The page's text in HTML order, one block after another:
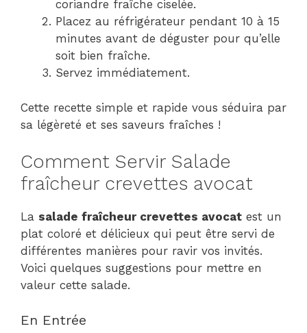
coriandre fraîche ciselée.
Placez au réfrigérateur pendant 10 à 15
minutes avant de déguster pour qu’elle
soit bien fraîche.
Servez immédiatement.
Cette recette simple et rapide vous séduira par
sa légèreté et ses saveurs fraîches !
Comment Servir Salade
fraîcheur crevettes avocat
La salade fraîcheur crevettes avocat est un
plat coloré et délicieux qui peut être servi de
différentes manières pour ravir vos invités.
Voici quelques suggestions pour mettre en
valeur cette salade.
En Entrée